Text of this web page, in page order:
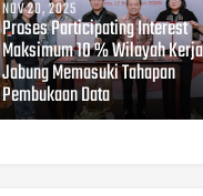
NOV 20, 2025
Proses Participating Interest
Maksimum 10 % Wilayah Kerja
Jabung Memasuki Tahapan
Pembukaan Data